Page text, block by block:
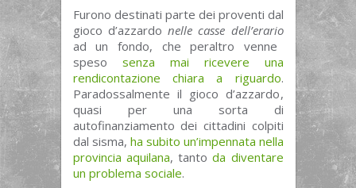
Furono destinati parte dei proventi dal
gioco d’azzardo nelle casse dell’erario
ad un fondo, che peraltro venne
speso senza mai ricevere una
rendicontazione chiara a riguardo.
Paradossalmente il gioco d’azzardo,
quasi per una sorta di
autofinanziamento dei cittadini colpiti
dal sisma, ha subito un’impennata nella
provincia aquilana, tantoda diventare
un problema sociale.